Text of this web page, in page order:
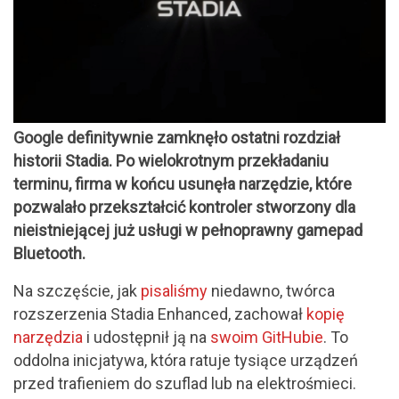
Google definitywnie zamknęło ostatni rozdział
historii Stadia. Po wielokrotnym przekładaniu
terminu, firma w końcu usunęła narzędzie, które
pozwalało przekształcić kontroler stworzony dla
nieistniejącej już usługi w pełnoprawny gamepad
Bluetooth.
Na szczęście, jak pisaliśmy niedawno, twórca
rozszerzenia Stadia Enhanced, zachował kopię
narzędzia i udostępnił ją na swoim GitHubie. To
oddolna inicjatywa, która ratuje tysiące urządzeń
przed trafieniem do szuflad lub na elektrośmieci.